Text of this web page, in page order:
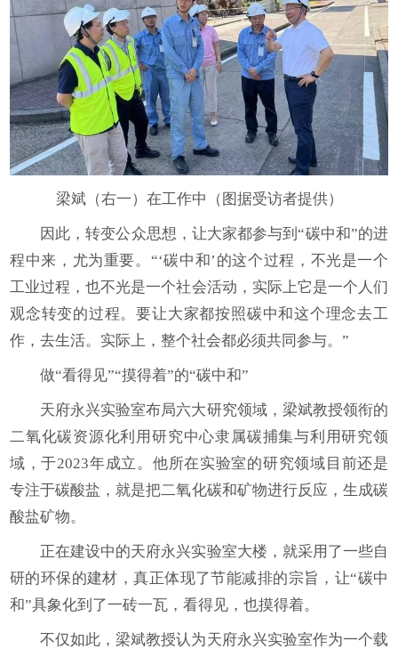
梁斌（右一）在工作中（图据受访者提供）
因此，转变公众思想，让大家都参与到“碳中和”的进
程中来，尤为重要。“‘碳中和’的这个过程，不光是一个
工业过程，也不光是一个社会活动，实际上它是一个人们
观念转变的过程。要让大家都按照碳中和这个理念去工
作，去生活。实际上，整个社会都必须共同参与。”
做“看得见”“摸得着”的“碳中和”
天府永兴实验室布局六大研究领域，梁斌教授领衔的
二氧化碳资源化利用研究中心隶属碳捕集与利用研究领
域，于2023年成立。他所在实验室的研究领域目前还是
专注于碳酸盐，就是把二氧化碳和矿物进行反应，生成碳
酸盐矿物。
正在建设中的天府永兴实验室大楼，就采用了一些自
研的环保的建材，真正体现了节能减排的宗旨，让“碳中
和”具象化到了一砖一瓦，看得见，也摸得着。
不仅如此，梁斌教授认为天府永兴实验室作为一个载